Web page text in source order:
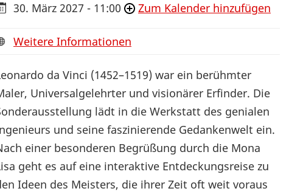
30. März 2027 - 11:00 Zum Kalender hinzufügen
Weitere Informationen
da Vinci (1452–1519) war ein berühmter
Universalgelehrter und visionärer Erfinder. Die
lädt in die Werkstatt des genialen
und seine faszinierende Gedankenwelt ein.
einer besonderen Begrüßung durch die Mona
geht es auf eine interaktive Entdeckungsreise zu
Ideen des Meisters, die ihrer Zeit oft weit voraus